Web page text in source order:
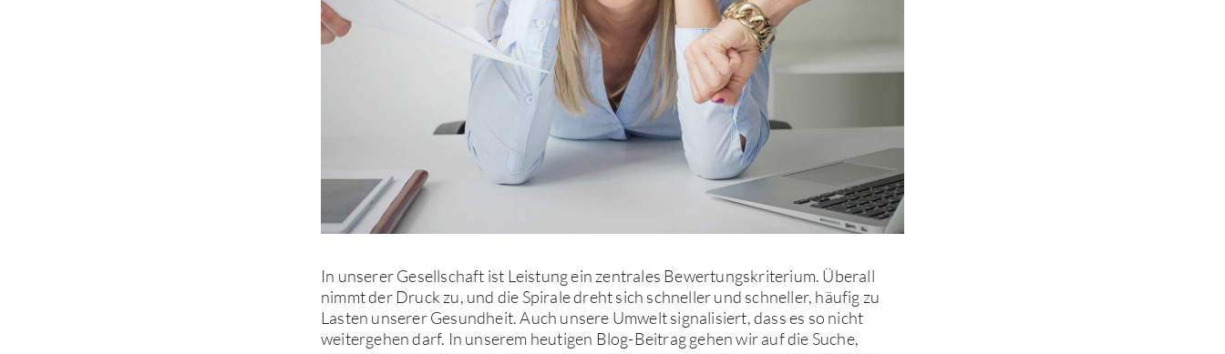
In unserer Gesellschaft ist Leistung ein zentrales Bewertungskriterium. Überall
nimmt der Druck zu, und die Spirale dreht sich schneller und schneller, häufig zu
Lasten unserer Gesundheit. Auch unsere Umwelt signalisiert, dass es so nicht
weitergehen darf. In unserem heutigen Blog-Beitrag gehen wir auf die Suche,